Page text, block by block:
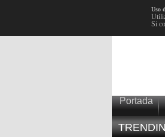
Uso
Si
Portada